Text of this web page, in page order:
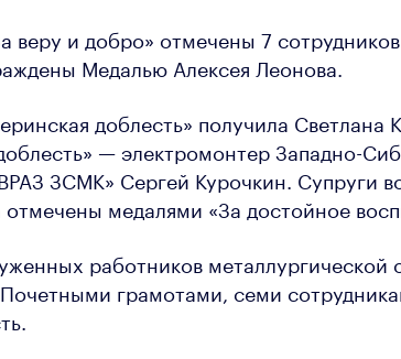
веру и добро» отмечены 7
Медалью Алексея Леонова.
доблесть» получила Светлана
— электромонтер Западно-
ЗСМК» Сергей Курочкин. Супруги
отмечены медалями «За достойное
работников металлургической
грамотами, семи